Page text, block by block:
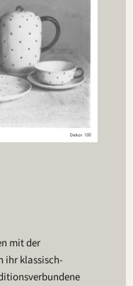
mit der
ihr klassisch-